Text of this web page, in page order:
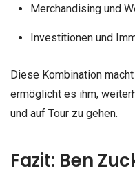
Merchandising und
Investitionen und
Diese Kombination
ermöglicht es ihm,
und auf Tour zu gehen.
Fazit: Ben